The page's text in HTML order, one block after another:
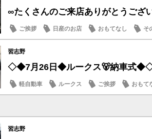
∞たくさんのご来店ありがとうござ
ご挨拶 日産のお店 おもてなし そ
習志野
◇◆7月26日◆ルークス🐻納車式
軽自動車 ルークス ご挨拶 おもて
習志野